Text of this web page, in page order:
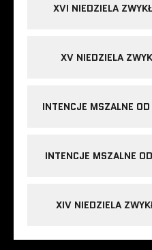
XVI NIEDZIELA
XV NIEDZIELA
INTENCJE MSZALNE
INTENCJE MSZALNE
XIV NIEDZIELA